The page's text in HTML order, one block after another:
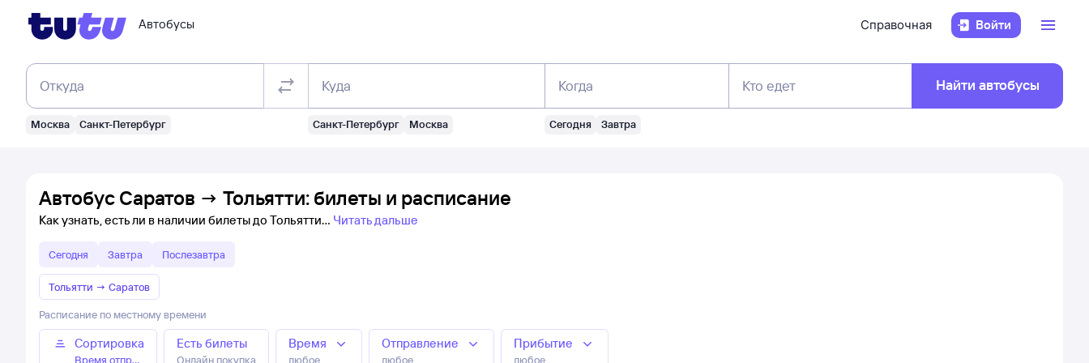
Автобусы Справочная Войти
Откуда
Москва Санкт-Петербург
Куда
Санкт-Петербург Москва
Когда
Сегодня Завтра
Кто едет Найти автобусы
Автобус Саратов → Тольятти: билеты и расписание
Как узнать, есть ли в наличии билеты до Тольятти Читать дальше
Сегодня Завтра Послезавтра
Тольятти → Саратов
Расписание по местному времени
Сортировка
Время отправления
Есть билеты
Онлайн покупка
Время
любое
Отправление
любое
Прибытие
любое